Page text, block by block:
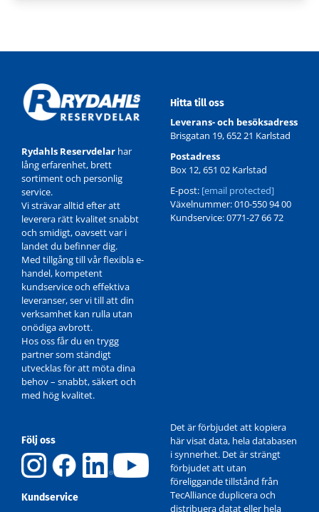
Rydahls Reservdelar har
lång erfarenhet, brett
sortiment och personlig
service.
Vi strävar alltid efter att
leverera rätt kvalitet snabbt
och smidigt, oavsett var i
landet du befinner dig.
Med tillgång till vår flexibla e-
handel, kompetent
kundservice och effektiva
leveranser, ser vi till att din
verksamhet kan rulla utan
onödiga avbrott.
Hos oss får du en trygg
partner som ständigt
utvecklas för att möta dina
behov – snabbt, säkert och
med hög kvalitet.
Hitta till oss
Leverans- och besöksadress
Brisgatan 19, 652 21 Karlstad
Postadress
Box 12, 651 02 Karlstad
E-post: [email protected]
Växelnummer: 010-550 94 00
Kundservice: 0771-27 66 72
Följ oss
Kundservice
Det är förbjudet att kopiera
här visat data, hela databasen
i synnerhet. Det är strängt
förbjudet att utan
föreliggande tillstånd från
TecAlliance duplicera och
distribuera datat eller hela